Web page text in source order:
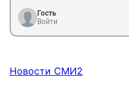
быть баланс здравого
Не хотите
Не хотите осенью
и считают себя самыми
Гость
Войти
Новости СМИ2